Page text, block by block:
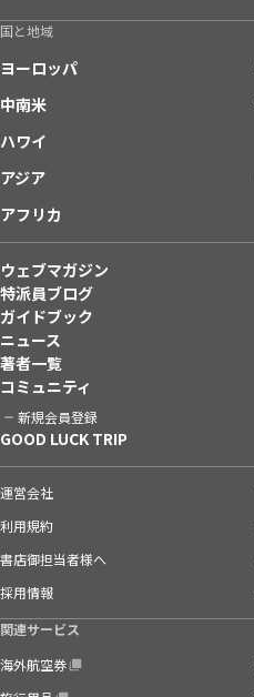
国と地域
ヨーロッパ
中南米
ハワイ
アジア
アフリカ
ウェブマガジン
特派員ブログ
ガイドブック
ニュース
著者一覧
コミュニティ
新規会員登録
GOOD LUCK TRIP
運営会社
利用規約
書店御担当者様へ
採用情報
関連サービス
海外航空券